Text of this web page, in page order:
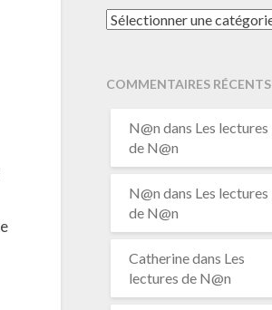
Catégories
COMMENTAIRES RÉCENTS
N@n dans Les lectures
de N@n
N@n dans Les lectures
de N@n
Catherinedans Les
lectures de N@n